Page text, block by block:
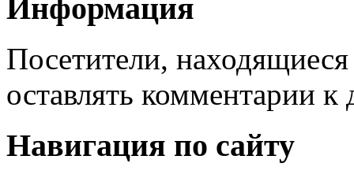
Информация
Посетители,
оставлять комментарии к
Навигация по сайту